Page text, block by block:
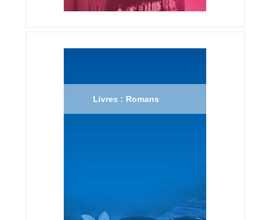
Livres : Romans